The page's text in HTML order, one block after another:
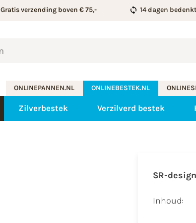
Gratis verzending boven € 75,- 14 dagen
ONLINEPANNEN.NL ONLINEBESTEK.NL
Zilverbestek Verzilverd bestek
SR-
Inhoud: